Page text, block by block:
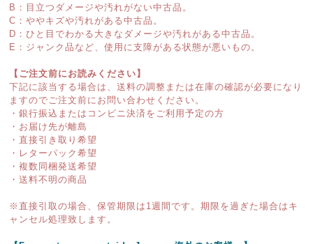
B：目立つダメージや汚れがない中古品。
C：ややキズや汚れがある中古品。
D：ひと目でわかる大きなダメージや汚れがある中古品。
E：ジャンク品など、使用に支障がある状態が悪いもの。
【ご注文前にお読みください】
下記に該当する場合は、送料の調整または在庫の確認が必要になり
ますのでご注文前にお問い合わせください。
・銀行振込またはコンビニ決済をご利用予定の方
・お届け先が離島
・直接引き取り希望
・レターパック希望
・複数同梱発送希望
・送料不明の商品
※直接引取の場合、保管期限は1週間です。期限を過ぎた場合はキ
ャンセル処理致します。